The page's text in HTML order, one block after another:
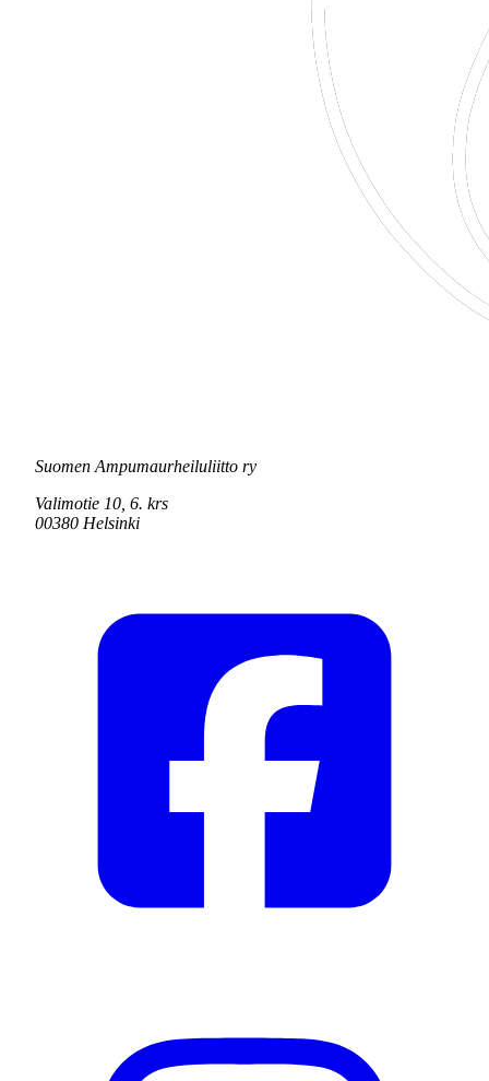
Suomen Ampumaurheiluliitto ry
Valimotie 10, 6. krs
00380 Helsinki